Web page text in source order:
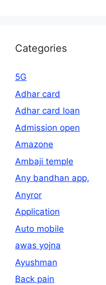
Categories
5G
Adhar card
Adhar card loan
Admission open
Amazone
Ambaji temple
Any bandhan app,
Anyror
Application
Auto mobile
awas yojna
Ayushman
Back pain